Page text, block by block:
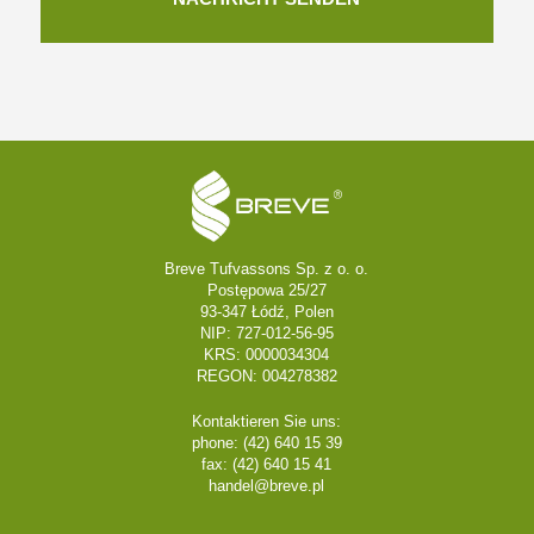
Breve Tufvassons Sp. z o. o.
Postępowa 25/27
93-347 Łódź, Polen
NIP: 727-012-56-95
KRS: 0000034304
REGON: 004278382
Kontaktieren Sie uns:
phone: (42) 640 15 39
fax: (42) 640 15 41
handel@breve.pl